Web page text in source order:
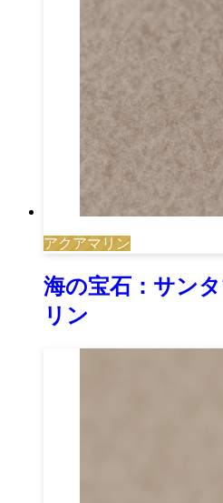
アクアマリン
海の宝石：サン
リン